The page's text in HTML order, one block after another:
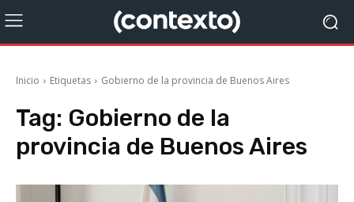
Inicio Etiquetas Gobierno de la provincia de Buenos Aires
Tag: Gobierno de la
provincia de Buenos Aires